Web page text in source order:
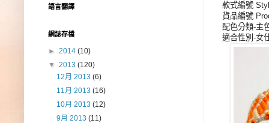
款式編號
貨品編號
配色分類-主
適合性別-女
語言翻譯
網誌存檔
► 2014 (10)
▼ 2013 (120)
12月 2013(6)
11月 2013(16)
10月 2013(12)
9月 2013(11)